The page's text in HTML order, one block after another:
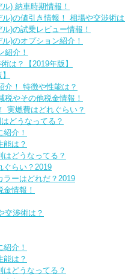
) 納車時期情報！
)の値引き情報！ 相場や交渉術は
)の試乗レビュー情報！
)のオプション紹介！
紹介！
は？【2019年版】
介！ 特徴や性能は？
税やその他税金情報！
実燃費はどれぐらい？
どうなってる？
介！
能は？
どうなってる？
ぐらい？2019
ラーはどれだ？2019
情報！
交渉術は？
介！
能は？
どうなってる？